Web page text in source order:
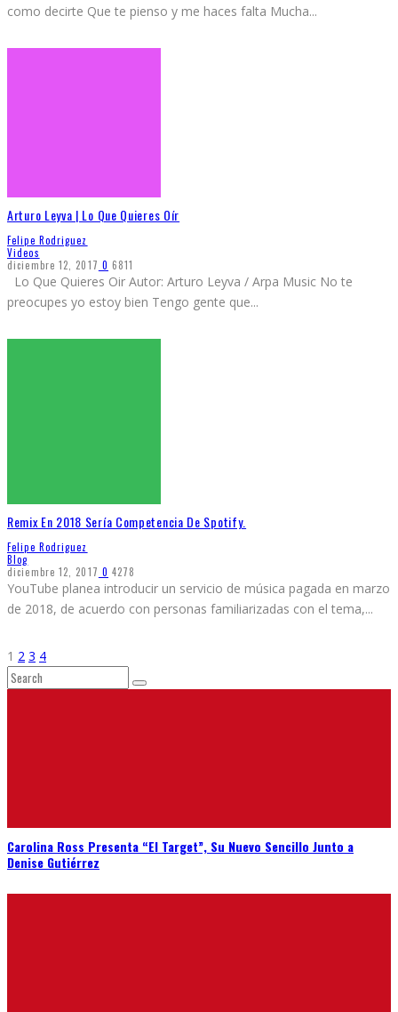
como decirte Que te pienso y me haces falta Mucha...
Arturo Leyva | Lo Que Quieres Oír
Felipe Rodriguez
Videos
diciembre 12, 2017 0 6811
Lo Que Quieres Oir Autor: Arturo Leyva / Arpa Music No te
preocupes yo estoy bien Tengo gente que...
Remix En 2018 Sería Competencia De Spotify.
Felipe Rodriguez
Blog
diciembre 12, 2017 0 4278
YouTube planea introducir un servicio de música pagada en marzo
de 2018, de acuerdo con personas familiarizadas con el tema,...
1 2 3 4
Carolina Ross Presenta “El Target”, Su Nuevo Sencillo Junto a
Denise Gutiérrez